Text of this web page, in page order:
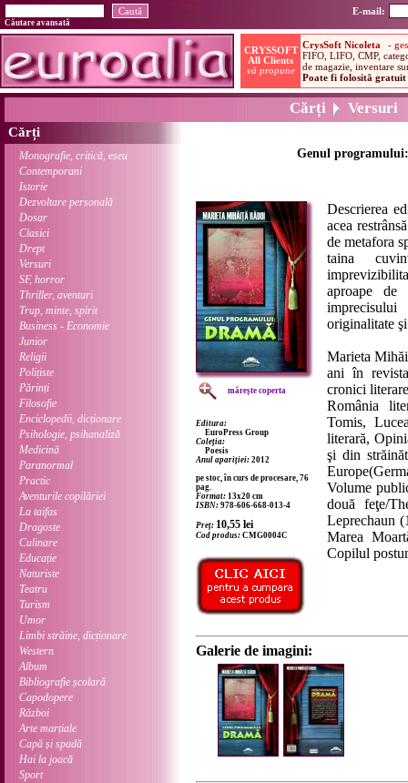
E-mail:
Căutare avansată
Cărți Versuri
Cărți
Monografie, critică, eseu
Contemporani
Istorie
Dezvoltare personală
Dosar
Clasici
Drept
Versuri
SF, horror
Thriller, aventuri
Trup, minte, spirit
Business - Economie
Junior
Religii
Polițiste
Părinți
Filosofie
Enciclopedii, dicționare
Psihologie, psihanaliză
Medicină
Paranormal
Practic
Aventurile copilăriei
La taifas
Dragoste
Culinare
Educație
Naturiste
Teatru
Turism
Umor
Limbi străine, dicționare
Western
Album
Bibliografie școlară
Capodopere
Război
Arte marțiale
Capă și spadă
Hai la joacă
Sport
Genul
mărește coperta
Editura:
EuroPress Group
Coleția:
Poesis
Anul apariției: 2012
pe stoc, în curs de procesare, 76
pag.
Format: 13x20 cm
ISBN: 978-606-668-013-4
Preț: 10,55 lei
Cod produs: CMG0004C
Descrierea
acea
de metafora
taina
aproape
originalitate
Marieta
ani în
cronici
România
Tomis,
literară,
şi din
Volume
două feţe/
Leprechaun
Marea
Copilul
Galerie de imagini: